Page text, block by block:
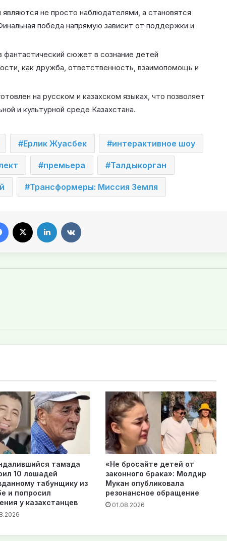
являются не просто наблюдателями, а становятся
победа напрямую зависит от поддержки и
фантастический сюжет в сознание детей
как дружба, ответственность, взаимопомощь и
на русском и казахском языках, что позволяет
и культурной среде Казахстана.
Ерлик Жуасбек интерактивное шоу
премьера Талдыкорган
Трансформеры: Миссия Земля
тамада
10 лошадей
табунщику из
и попросил
у казахстанцев
«Не бросайте детей от
законного брака»: Молдир
Мукан опубликовала
резонансное обращение
01.08.2026